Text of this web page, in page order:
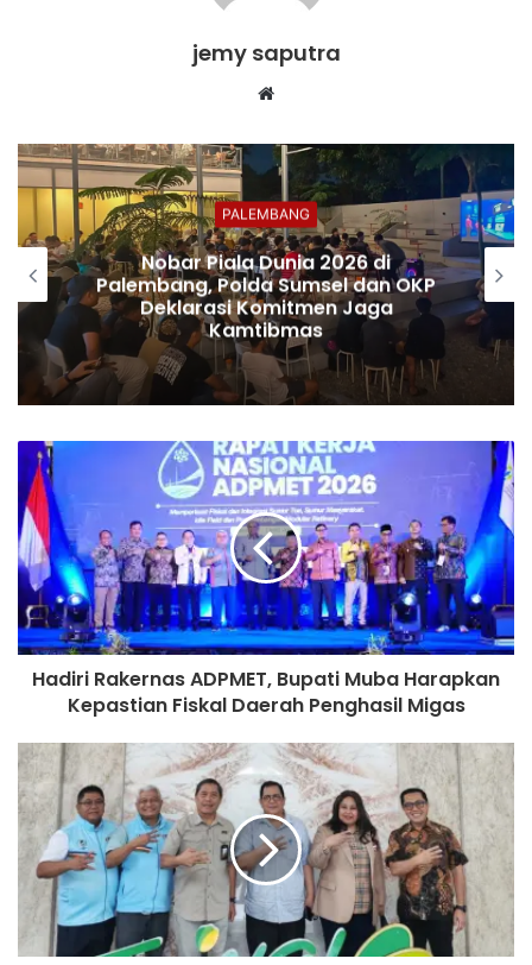
jemy saputra
Website
PALEMBANG
Nobar Piala Dunia 2026 di
Palembang, Polda Sumsel dan OKP
Deklarasi Komitmen Jaga
Kamtibmas
Hadiri Rakernas ADPMET, Bupati Muba Harapkan
Kepastian Fiskal Daerah Penghasil Migas